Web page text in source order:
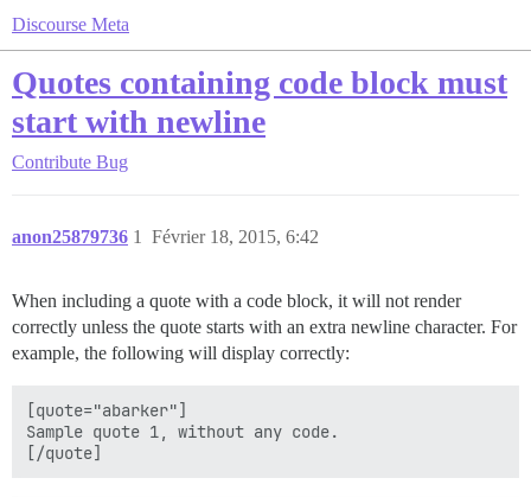
Discourse Meta
Quotes containing code block must
start with newline
Contribute Bug
anon25879736 Février 18, 2015, 6:42
1
When including a quote with a code block, it will not render
correctly unless the quote starts with an extra newline character. For
example, the following will display correctly:
[quote="abarker"]
Sample quote 1, without any code.